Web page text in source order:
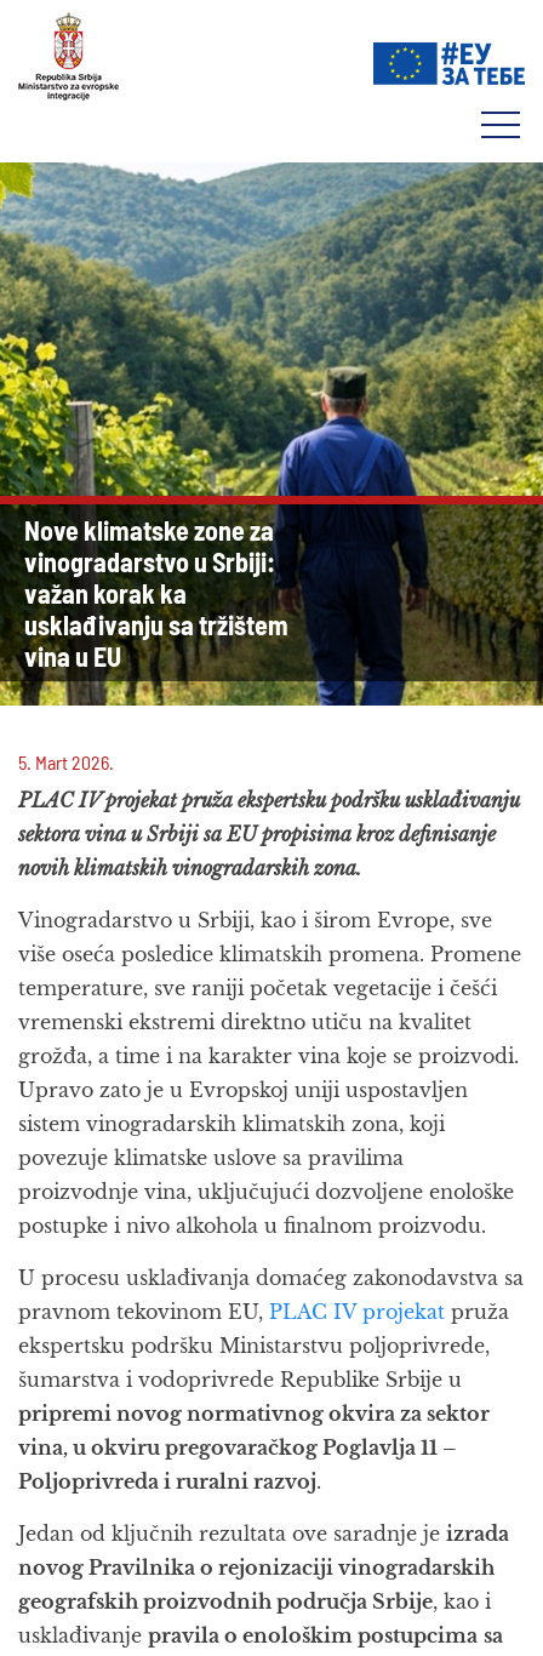
Nove klimatske zone za
vinogradarstvo u Srbiji:
važan korak ka
usklađivanju sa tržištem
vina u EU
5. Mart 2026.
PLAC IV projekat pruža ekspertsku podršku usklađivanju
sektora vina u Srbiji sa EU propisima kroz definisanje
novih klimatskih vinogradarskih zona.
Vinogradarstvo u Srbiji, kao i širom Evrope, sve
više oseća posledice klimatskih promena. Promene
temperature, sve raniji početak vegetacije i češći
vremenski ekstremi direktno utiču na kvalitet
grožđa, a time i na karakter vina koje se proizvodi.
Upravo zato je u Evropskoj uniji uspostavljen
sistem vinogradarskih klimatskih zona, koji
povezuje klimatske uslove sa pravilima
proizvodnje vina, uključujući dozvoljene enološke
postupke i nivo alkohola u finalnom proizvodu.
U procesu usklađivanja domaćeg zakonodavstva sa
pravnom tekovinom EU, PLAC IV projekat pruža
ekspertsku podršku Ministarstvu poljoprivrede,
šumarstva i vodoprivrede Republike Srbije u
pripremi novog normativnog okvira za sektor
vina, u okviru pregovaračkog Poglavlja 11 –
Poljoprivreda i ruralni razvoj.
Jedan od ključnih rezultata ove saradnje je izrada
novog Pravilnika o rejonizaciji vinogradarskih
geografskih proizvodnih područja Srbije, kao i
usklađivanje pravila o enološkim postupcima sa